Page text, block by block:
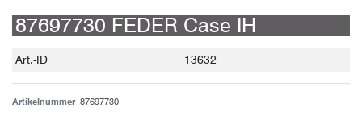
87697730 FEDER Case IH
Technisches
Wert
Art.-ID 13632
Artikelnummer 87697730